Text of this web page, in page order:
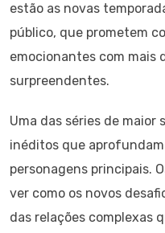
estão as novas
público, que prometem
emocionantes com mais
surpreendentes.
Uma das séries de maior
inéditos que
personagens principais.
ver como os novos
das relações complexas